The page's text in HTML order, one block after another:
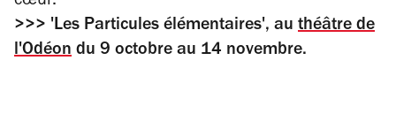
>>> 'Les Particules élémentaires', au théâtre de
l'Odéon du 9 octobre au 14 novembre.